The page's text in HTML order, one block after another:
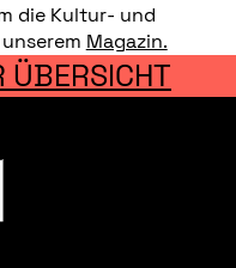
die Kultur- und
Magazin.